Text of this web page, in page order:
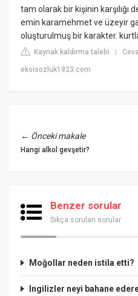
tam olarak bir kişinin
emin karamehmet ve üzeyir
oluşturulmuş bir karakter.
Kaynak kaldırma talebi |
eksisozluk1923.com
← Önceki makale
Hangi alkol gevşetir?
Benzer sorular
Sıkça sorulan sorular
Moğollar neden istila etti?
Ingilizler neyi bahane